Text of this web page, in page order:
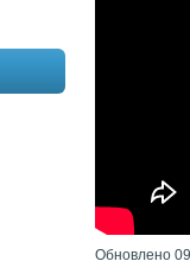
Обновлено